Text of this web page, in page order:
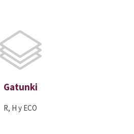
Gatunki
R, H y ECO